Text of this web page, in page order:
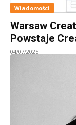
Wiadomości
Warsaw
Powstaje
04/07/2025